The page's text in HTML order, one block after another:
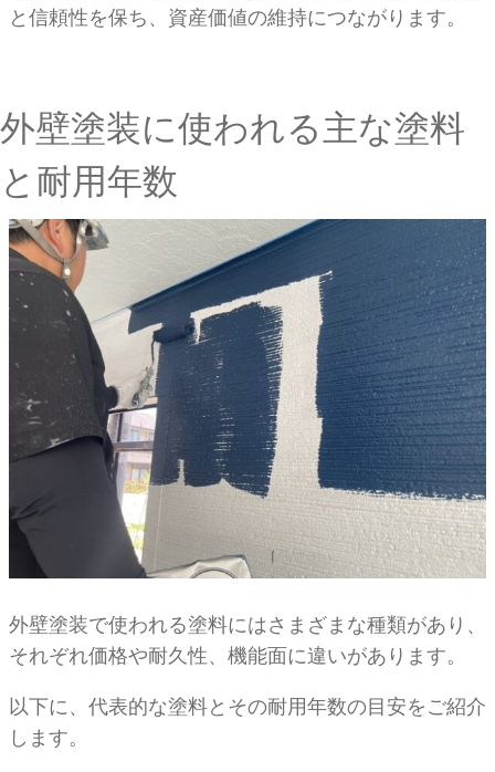
と信頼性を保ち、資産価値の維持につながります。
外壁塗装に使われる主な塗料
と耐用年数
外壁塗装で使われる塗料にはさまざまな種類があり、
それぞれ価格や耐久性、機能面に違いがあります。
以下に、代表的な塗料とその耐用年数の目安をご紹介
します。